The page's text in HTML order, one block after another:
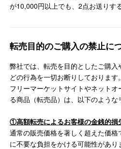
が10,000円以上でも、2点お送りす
転売目的のご購入の禁止に
弊社では、転売を目的としたご購
どの行為を一切お断りしております。
フリーマーケットサイトやネット
る商品（転売品）は、以下のような
①高額転売によるお客様の金銭的損
通常の販売価格を著しく超えた価
に不要な負担をかける可能性があり